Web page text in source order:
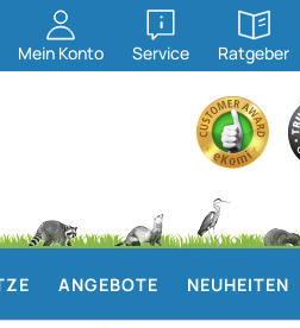
Mein Konto Service
öffnen
Ratgeber
öffnen
ANGEBOTE NEUHEITEN